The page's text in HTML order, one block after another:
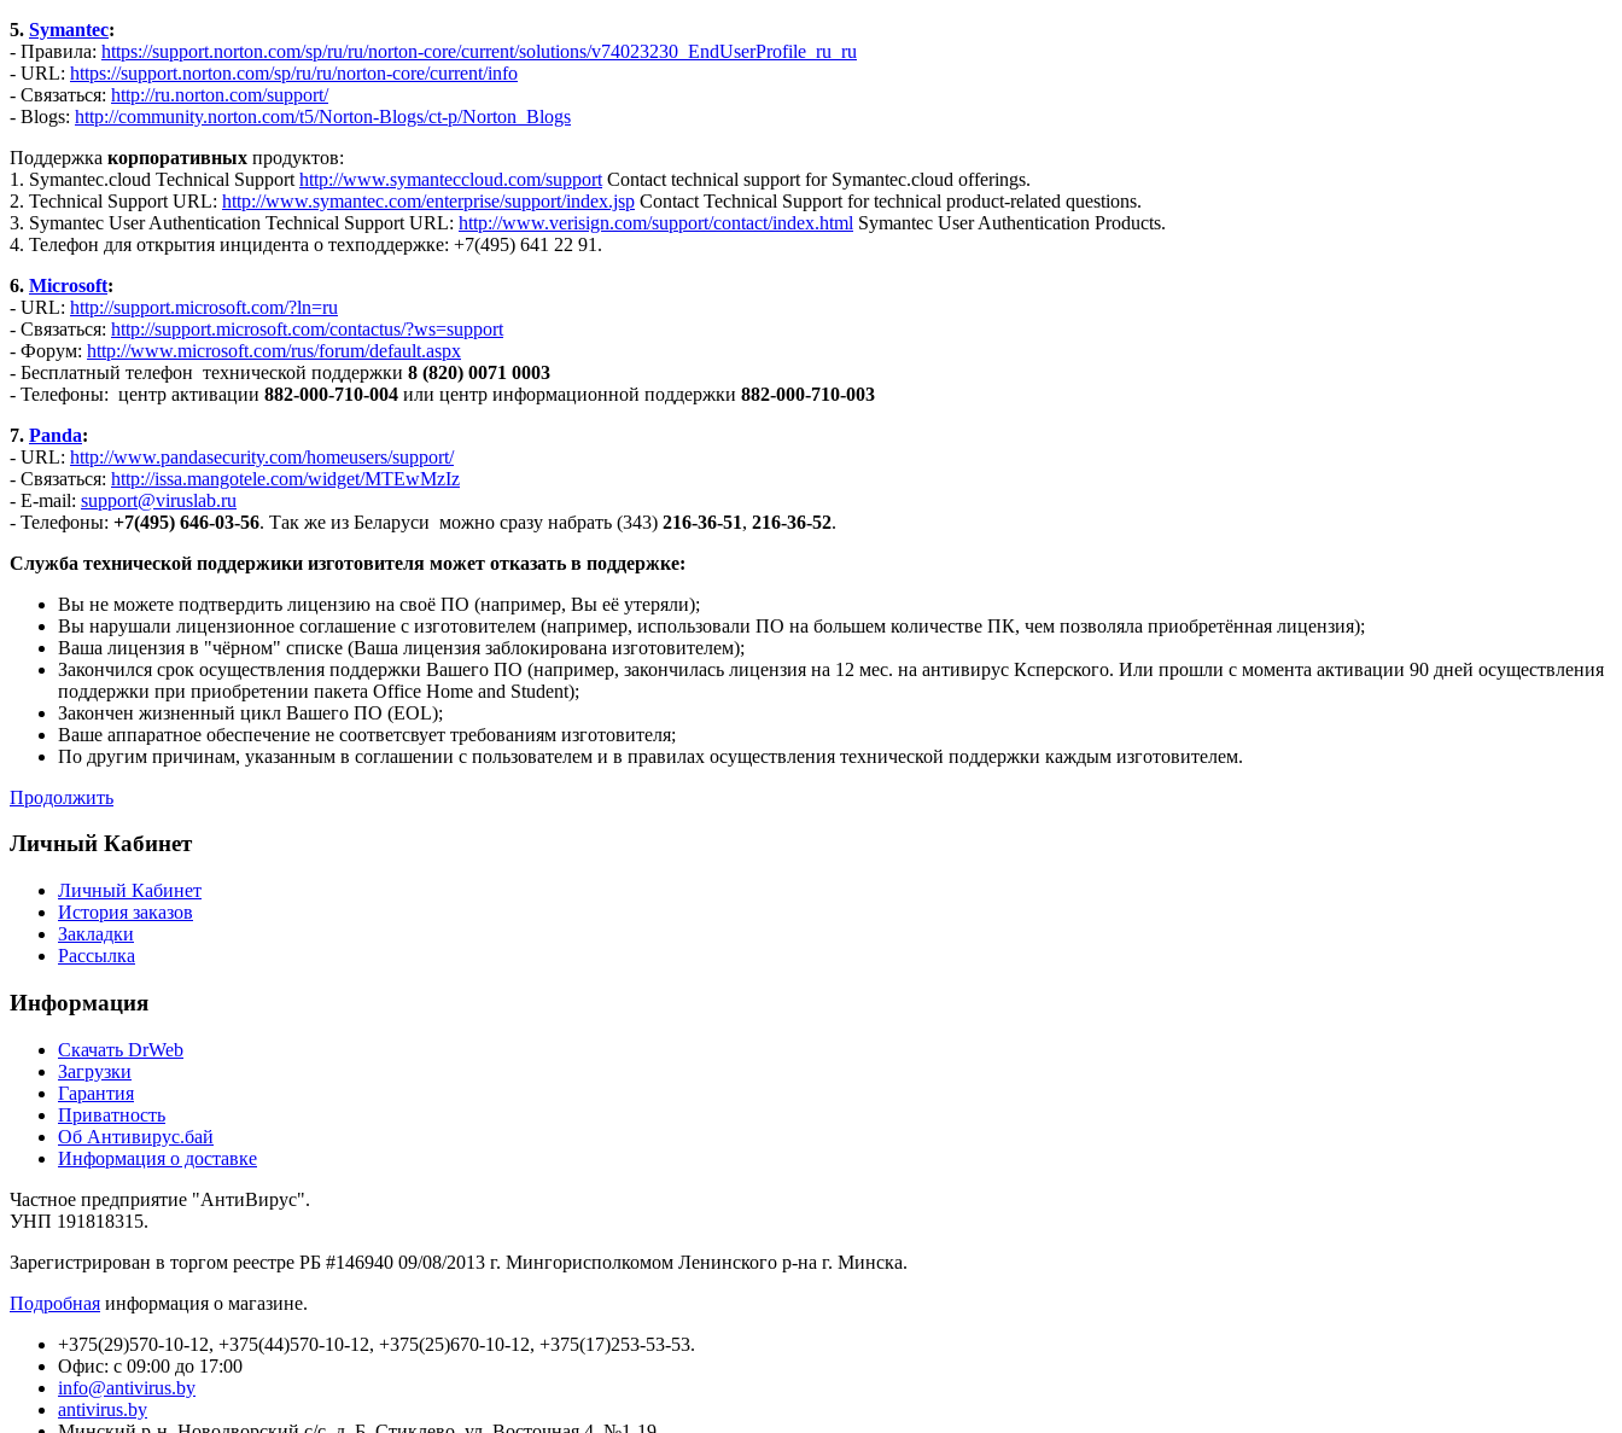
5. Symantec:
- Правила: https://support.norton.com/sp/ru/ru/norton-core/current/solutions/v74023230_EndUserProfile_ru_ru
- URL: https://support.norton.com/sp/ru/ru/norton-core/current/info
- Связаться: http://ru.norton.com/support/
- Blogs: http://community.norton.com/t5/Norton-Blogs/ct-p/Norton_Blogs
Поддержка корпоративных продуктов:
1. Symantec.cloud Technical Support http://www.symanteccloud.com/support Contact technical support for Symantec.cloud offerings.
2. Technical Support URL: http://www.symantec.com/enterprise/support/index.jsp Contact Technical Support for technical product-related questions.
3. Symantec User Authentication Technical Support URL: http://www.verisign.com/support/contact/index.html Symantec User Authentication Products.
4. Телефон для открытия инцидента о техподдержке: +7(495) 641 22 91.
6. Microsoft:
- URL: http://support.microsoft.com/?ln=ru
- Связаться: http://support.microsoft.com/contactus/?ws=support
- Форум: http://www.microsoft.com/rus/forum/default.aspx
- Бесплатный телефон технической поддержки 8 (820) 0071 0003
- Телефоны: центр активации 882-000-710-004 или центр информационной поддержки 882-000-710-003
7. Panda:
- URL: http://www.pandasecurity.com/homeusers/support/
- Связаться: http://issa.mangotele.com/widget/MTEwMzIz
- E-mail: support@viruslab.ru
- Телефоны: +7(495) 646-03-56. Так же из Беларуси можно сразу набрать (343) 216-36-51, 216-36-52.
Служба технической поддержики изготовителя может отказать в поддержке:
Вы не можете подтвердить лицензию на своё ПО (например, Вы её утеряли);
Вы нарушали лицензионное соглашение с изготовителем (например, использовали ПО на большем количестве ПК, чем позволяла приобретённая лицензия);
Ваша лицензия в "чёрном" списке (Ваша лицензия заблокирована изготовителем);
Закончился срок осуществления поддержки Вашего ПО (например, закончилась лицензия на 12 мес. на антивирус Ксперского. Или прошли с момента активации 90 дней осуществления
поддержки при приобретении пакета Office Home and Student);
Закончен жизненный цикл Вашего ПО (EOL);
Ваше аппаратное обеспечение не соответсвует требованиям изготовителя;
По другим причинам, указанным в соглашении с пользователем и в правилах осуществления технической поддержки каждым изготовителем.
Продолжить
Личный Кабинет
Личный Кабинет
История заказов
Закладки
Рассылка
Информация
Cкачать DrWeb
Загрузки
Гарантия
Приватность
Об Антивирус.бай
Информация о доставке
Частное предприятие "АнтиВирус".
УНП 191818315.
Зарегистрирован в торгом реестре РБ #146940 09/08/2013 г. Мингорисполкомом Ленинского р-на г. Минска.
Подробная информация о магазине.
+375(29)570-10-12, +375(44)570-10-12, +375(25)670-10-12, +375(17)253-53-53.
Офис: с 09:00 до 17:00
info@antivirus.by
antivirus.by